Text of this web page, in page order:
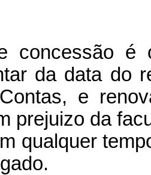
concessão é
da data do
e
prejuizo da
qualquer